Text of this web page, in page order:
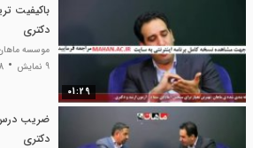
01:29
باکیفیت
دکتری
موسسه
9 نمایش
8 سال پیش
ضریب درس
دکتری